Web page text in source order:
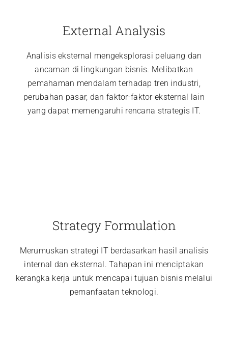
External Analysis
Analisis eksternal mengeksplorasi peluang dan
ancaman di lingkungan bisnis. Melibatkan
pemahaman mendalam terhadap tren industri,
perubahan pasar, dan faktor-faktor eksternal lain
yang dapat memengaruhi rencana strategis IT.
Strategy Formulation
Merumuskan strategi IT berdasarkan hasil analisis
internal dan eksternal. Tahapan ini menciptakan
kerangka kerja untuk mencapai tujuan bisnis melalui
pemanfaatan teknologi.